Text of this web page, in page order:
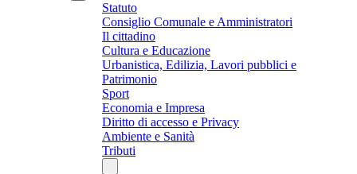
Statuto
Consiglio Comunale e Amministratori
Il cittadino
Cultura e Educazione
Urbanistica, Edilizia, Lavori pubblici e
Patrimonio
Sport
Economia e Impresa
Diritto di accesso e Privacy
Ambiente e Sanità
Tributi